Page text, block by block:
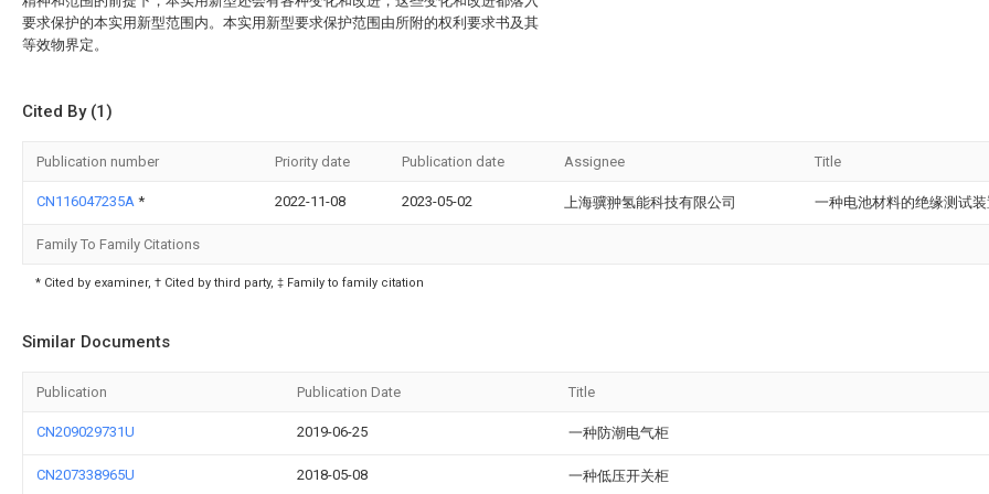
要求保护的本实用新型范围内。本实用新型要求保护范围由所附的权利要求书及其
等效物界定。
Cited By (1)
Publication number Priority date Publication date Assignee Title
CN116047235A * 2022-11-08 2023-05-02 上海骥翀氢能科技有限公司 一种电池材料的绝缘测试
Family To Family Citations
* Cited by examiner, † Cited by third party, ‡ Family to family citation
Similar Documents
Publication Publication Date Title
CN209029731U 2019-06-25 一种防潮电气柜
CN207338965U 2018-05-08 一种低压开关柜